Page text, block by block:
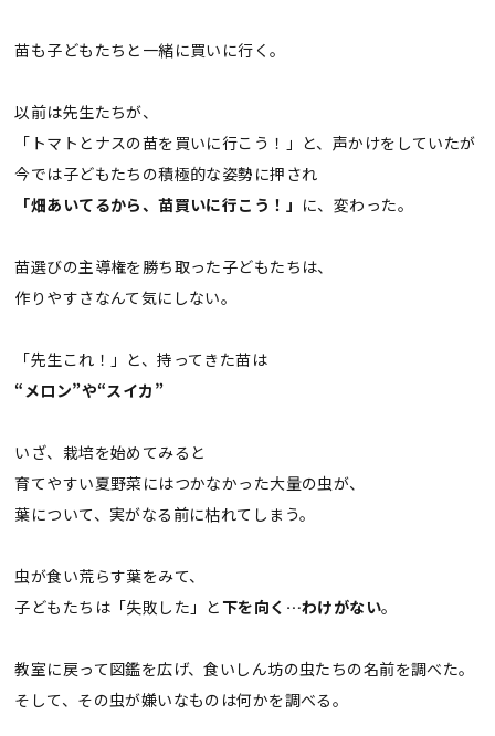
苗も子どもたちと一緒に買いに行く。
以前は先生たちが、
「トマトとナスの苗を買いに行こう！」と、声かけをしていたが
今では子どもたちの積極的な姿勢に押され
「畑あいてるから、苗買いに行こう！」 に、変わった。
苗選びの主導権を勝ち取った子どもたちは、
作りやすさなんて気にしない。
「先生これ！」と、持ってきた苗は
“メロン”や“スイカ”
いざ、栽培を始めてみると
育てやすい夏野菜にはつかなかった大量の虫が、
葉について、実がなる前に枯れてしまう。
虫が食い荒らす葉をみて、
子どもたちは「失敗した」と 下を向く…わけがない。
教室に戻って図鑑を広げ、食いしん坊の虫たちの名前を調べた。
そして、その虫が嫌いなものは何かを調べる。